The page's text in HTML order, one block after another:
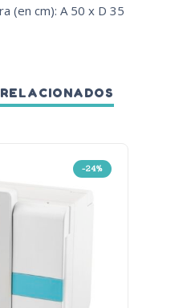
(en cm): A 50 x D 35
-24%